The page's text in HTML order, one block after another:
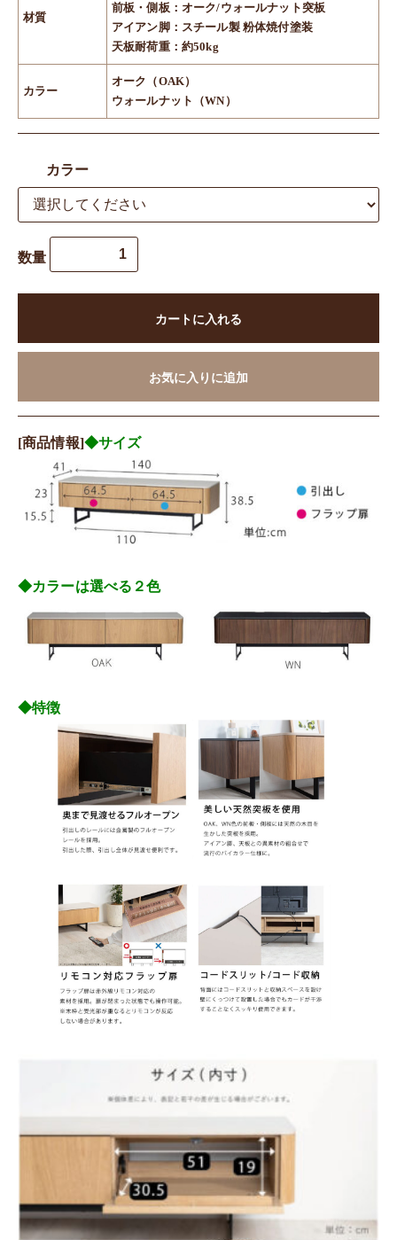
材質
前板・側板：オーク/ウォールナット突板
アイアン脚：スチール製 粉体焼付塗装
天板耐荷重：約50kg
カラー
オーク（OAK）
ウォールナット（WN）
カラー
数量
カートに入れる
お気に入りに追加
[商品情報]◆サイズ
◆カラーは選べる２色
◆特徴